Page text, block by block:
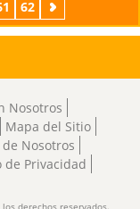
62 Próximos
Nosotros
Mapa del Sitio
Nosotros
de Privacidad
derechos reservados.